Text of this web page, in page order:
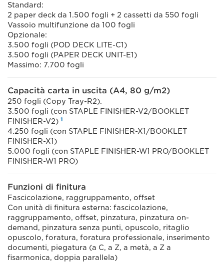
Standard:
2 paper deck da 1.500 fogli + 2 cassetti da 550 fogli
Vassoio multifunzione da 100 fogli
Opzionale:
3.500 fogli (POD DECK LITE-C1)
3.500 fogli (PAPER DECK UNIT-E1)
Massimo: 7.700 fogli
Capacità carta in uscita (A4, 80 g/m2)
250 fogli (Copy Tray-R2).
3.500 fogli (con STAPLE FINISHER-V2/BOOKLET
FINISHER-V2) 1
4.250 fogli (con STAPLE FINISHER-X1/BOOKLET
FINISHER-X1)
5.000 fogli (con STAPLE FINISHER-W1 PRO/BOOKLET
FINISHER-W1 PRO)
Funzioni di finitura
Fascicolazione, raggruppamento, offset
Con unità di finitura esterna: fascicolazione,
raggruppamento, offset, pinzatura, pinzatura on-
demand, pinzatura senza punti, opuscolo, ritaglio
opuscolo, foratura, foratura professionale, inserimento
documenti, piegatura (a C, a Z, a metà, a Z a
fisarmonica, doppia parallela)